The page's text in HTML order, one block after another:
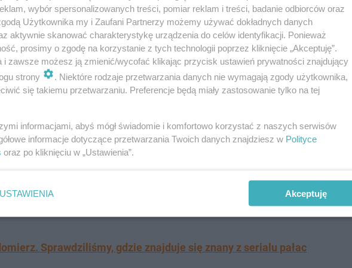
przeszedł spory remont. W jego okolicach znaleźć można
wydarzenia, do których doszło "U Japycza" - wielkie
Świder, to wieś, której historia sięga XVI wieku.
miejscowość zamieszkuje niecałe 200 osób. Z Warszawy
w drodze przez najbardziej kojarzony z "Ranczem"
Sprawdziliśmy, gdzie znajduje się znany z serialu pałac
wybór spersonalizowanych treści, pomiar reklam i treści, badanie odbiorców oraz
Użytkownika my i Zaufani Partnerzy możemy używać dokładnych danych
aktywnie skanować charakterystykę urządzenia do celów identyfikacji. Ponieważ
prosimy o zgodę na korzystanie z tych technologii poprzez kliknięcie „Akceptuję”.
i zawsze możesz ją zmienić/wycofać klikając przycisk ustawień prywatności znajdujący
strony
. Niektóre rodzaje przetwarzania danych nie wymagają zgody użytkownika,
się takiemu przetwarzaniu. Preferencje będą miały zastosowanie tylko na tej
informacjami, abyś mógł świadomie i komfortowo korzystać z naszych serwisów
informacje dotyczące przetwarzania Twoich danych znajdziesz w Polityce
oraz po kliknięciu w „Ustawienia”.
USTAWIENIA Akceptuję